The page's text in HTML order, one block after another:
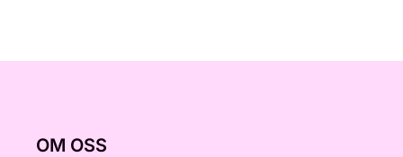
OM OSS